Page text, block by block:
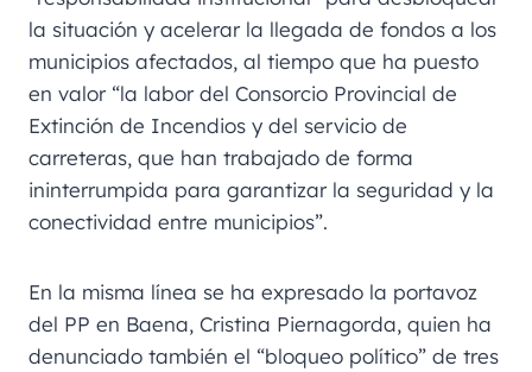
la situación y acelerar la llegada de fondos a los
municipios afectados, al tiempo que ha puesto
en valor “la labor del Consorcio Provincial de
Extinción de Incendios y del servicio de
carreteras, que han trabajado de forma
ininterrumpida para garantizar la seguridad y la
conectividad entre municipios”.
En la misma línea se ha expresado la portavoz
del PP en Baena, Cristina Piernagorda, quien ha
denunciado también el “bloqueo político” de tres